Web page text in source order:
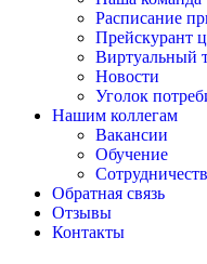
Расписание
Прейскурант
Виртуальный
Новости
Уголок
Нашим коллегам
Вакансии
Обучение
Обратная связь
Отзывы
Контакты